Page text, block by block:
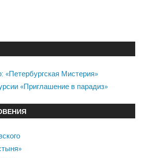
Мистерия»
«Приглашение в парадиз»